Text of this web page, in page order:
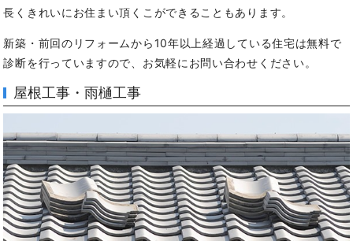
長くきれいにお住まい頂くこができることもあります。
新築・前回のリフォームから10年以上経過している住宅は無料で
診断を行っていますので、お気軽にお問い合わせください。
屋根工事・雨樋工事